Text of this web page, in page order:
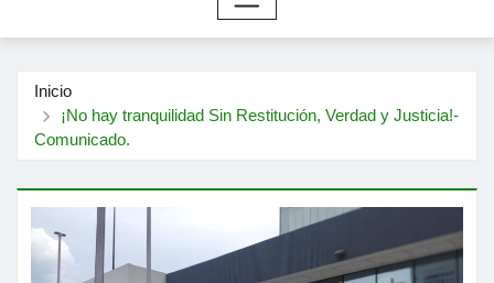
Inicio
¡No hay tranquilidad Sin Restitución, Verdad y Justicia!-
Comunicado.